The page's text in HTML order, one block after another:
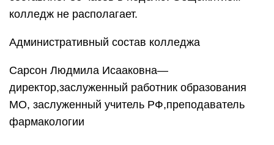
колледж не располагает.
Административный состав колледжа
Сарсон Людмила Исааковна—
директор,заслуженный работник образования
МО, заслуженный учитель РФ,преподаватель
фармакологии